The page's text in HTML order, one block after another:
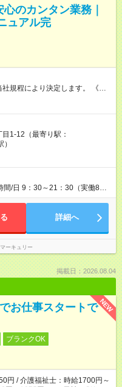
のカンタン業務｜
ュアル完
程により決定します。 《月
時給1,400円×1日8時間×月22日
1-12（最寄り駅：
間/日 9：30～21：30（実働8時
詳細へ
ーキュリー
掲載日：2026.08.04
NEW
お仕事スタートで
ブランクOK
円 / 介護福祉士：時給1700円～